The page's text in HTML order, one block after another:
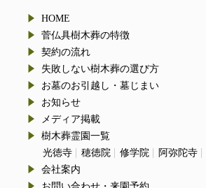
HOME
菅仏具樹木葬の特徴
契約の流れ
失敗しない樹木葬の選び方
お墓のお引越し・墓じまい
お知らせ
メディア掲載
樹木葬霊園一覧
光徳寺
穂徳院 修学院 阿弥陀寺
会社案内
お問い合わせ・来園予約